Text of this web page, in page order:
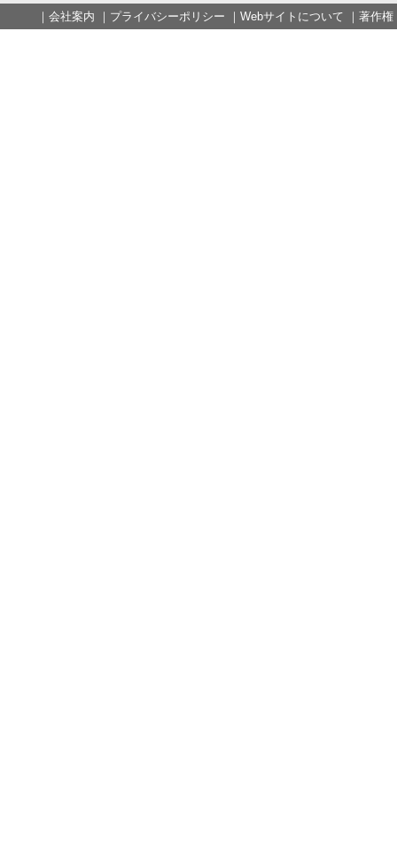
｜ 会社案内 ｜ プライバシーポリシー ｜ Webサイトについて ｜ 著作権